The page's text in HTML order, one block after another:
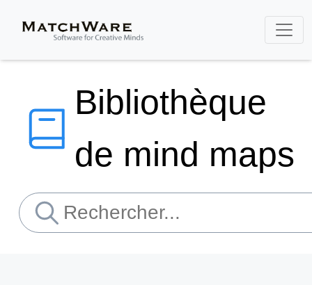
Bibliothèque
de mind maps